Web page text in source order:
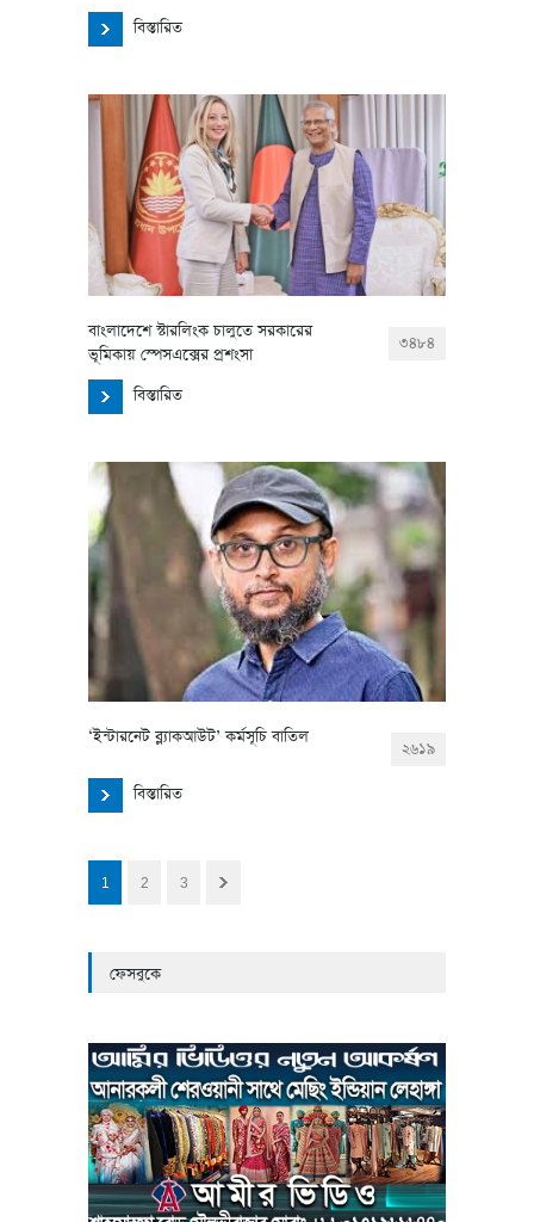
বিস্তারিত
বাংলাদেশে স্টারলিংক চালুতে সরকারের
ভূমিকায় স্পেসএক্সের প্রশংসা
৩৪৮৪
বিস্তারিত
‘ইন্টারনেট ব্ল্যাকআউট’ কর্মসূচি বাতিল
২৬১৯
বিস্তারিত
1 2 3
ফেসবুকে